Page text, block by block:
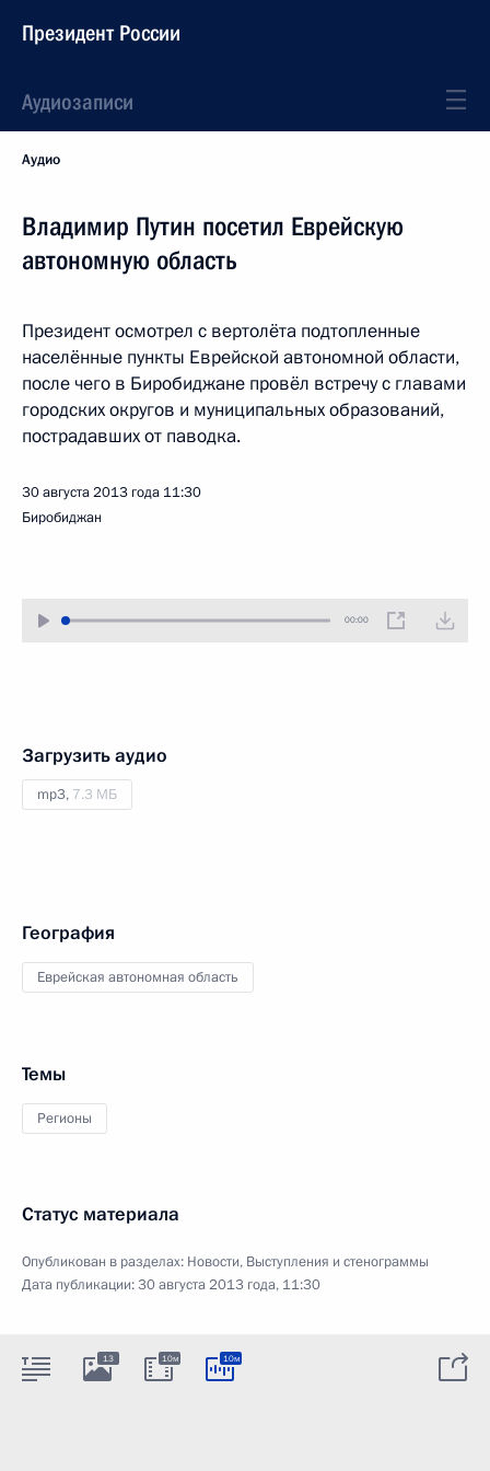
Президент России
Аудиозаписи
Аудио
Владимир Путин посетил Еврейскую
автономную область
Президент осмотрел с вертолёта подтопленные
населённые пункты Еврейской автономной области,
после чего в Биробиджане провёл встречу с главами
городских округов и муниципальных образований,
пострадавших от паводка.
30 августа 2013 года 11:30
Биробиджан
00:00
Загрузить аудио
mp3, 7.3 МБ
География
Еврейская автономная область
Темы
Регионы
Статус материала
Опубликован в разделах: Новости, Выступления и стенограммы
Дата публикации:30 августа 2013 года, 11:30
13 10м 10м